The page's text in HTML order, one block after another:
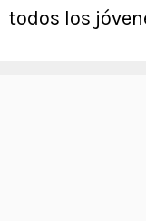
todos los